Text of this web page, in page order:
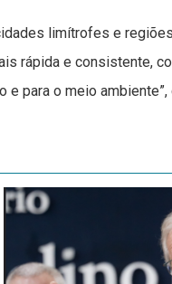
limítrofes e
rápida e consistente,
para o meio